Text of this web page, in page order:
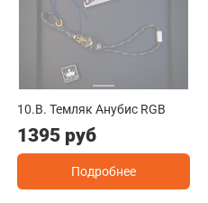
10.B. Темляк Анубис RGB
1395 руб
Подробнее